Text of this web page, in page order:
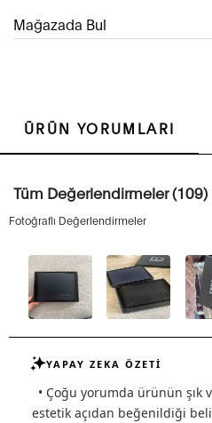
Mağazada Bul
ÜRÜN YORUMLARI
Tüm Değerlendirmeler (109)
Fotoğraflı Değerlendirmeler
YAPAY ZEKA ÖZETİ
• Çoğu yorumda ürünün şık
estetik açıdan beğenildiği